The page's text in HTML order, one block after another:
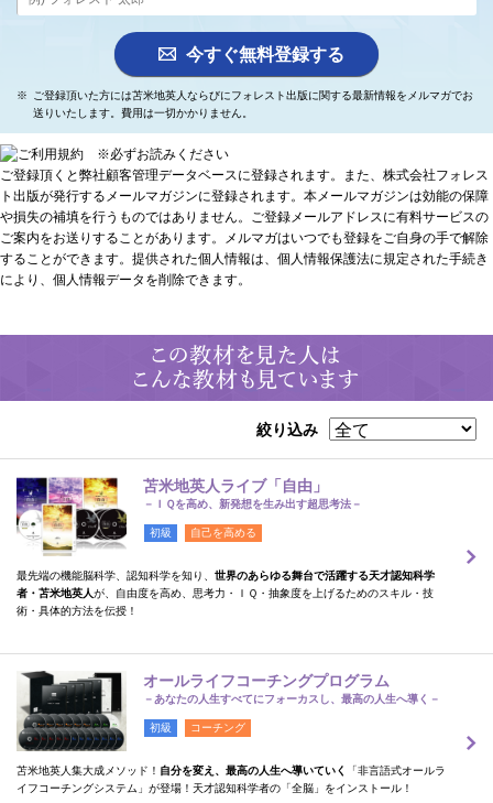
ご登録頂いた方には苫米地英人ならびにフォレスト出版に関する最新情報をメルマガでお
送りいたします。費用は一切かかりません。
ご登録頂くと弊社顧客管理データベースに登録されます。また、株式会社フォレス
ト出版が発行するメールマガジンに登録されます。本メールマガジンは効能の保障
や損失の補填を行うものではありません。ご登録メールアドレスに有料サービスの
ご案内をお送りすることがあります。メルマガはいつでも登録をご自身の手で解除
することができます。提供された個人情報は、個人情報保護法に規定された手続き
により、個人情報データを削除できます。
絞り込み
苫米地英人ライブ「自由」
－ＩＱを高め、新発想を生み出す超思考法－
初級 自己を高める
最先端の機能脳科学、認知科学を知り、 世界のあらゆる舞台で活躍する天才認知科学
者・苫米地英人が、自由度を高め、思考力・ＩＱ・抽象度を上げるためのスキル・技
術・具体的方法を伝授！
オールライフコーチングプログラム
－あなたの人生すべてにフォーカスし、最高の人生へ導く－
初級 コーチング
苫米地英人集大成メソッド！ 自分を変え、最高の人生へ導いていく
「非言語式オールラ
イフコーチングシステム」が登場！天才認知科学者の「全脳」をインストール！